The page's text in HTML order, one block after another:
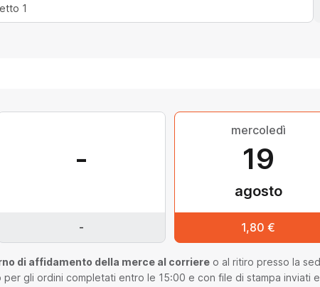
-
-
mercoledì
19
agosto
1,80 €
di affidamento della merce al corriereo al ritiro presso la
per gli ordini completati entro le 15:00 e con file di stampa inviati